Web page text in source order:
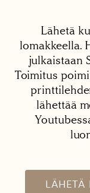
Lähetä
lomakkeella.
julkaistaan
Toimitus
lähettää
LÄHETÄ